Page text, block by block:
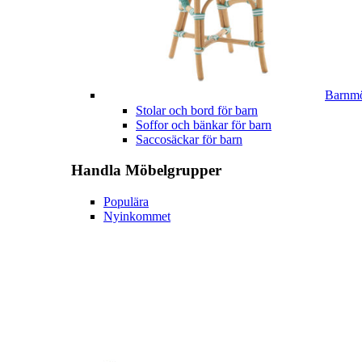
Stolar och bord för barn
Soffor och bänkar för barn
Saccosäckar för barn
Handla Möbelgrupper
Populära
Nyinkommet